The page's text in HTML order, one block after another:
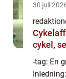
30 juli
Cykelaffär i
cykel,
-tag: En